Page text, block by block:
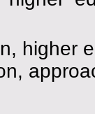
higher